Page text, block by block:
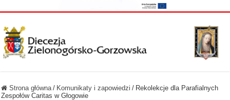
Strona główna / Komunikaty i zapowiedzi / Rekolekcje dla Parafialnych
Zespołów Caritas w Głogowie